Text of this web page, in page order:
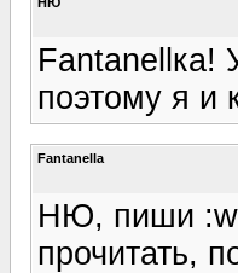
Fantanellка!
поэтому я и
Fantanella
НЮ, пиши
прочитать,